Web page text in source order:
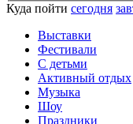
Куда пойти сегодня
Выставки
Фестивали
С детьми
Активный отдых
Музыка
Шоу
Праздники